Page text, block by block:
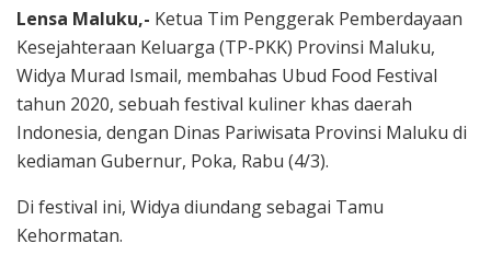
Lensa Maluku,- Ketua Tim Penggerak Pemberdayaan
Kesejahteraan Keluarga (TP-PKK) Provinsi Maluku,
Widya Murad Ismail, membahas Ubud Food Festival
tahun 2020, sebuah festival kuliner khas daerah
Indonesia, dengan Dinas Pariwisata Provinsi Maluku di
kediaman Gubernur, Poka, Rabu (4/3).
Di festival ini, Widya diundang sebagai Tamu
Kehormatan.